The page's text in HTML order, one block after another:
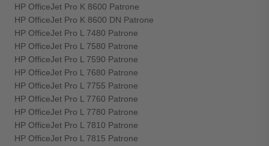
HP OfficeJet Pro K 8600 Patrone
HP OfficeJet Pro K 8600 DN Patrone
HP OfficeJet Pro L 7480 Patrone
HP OfficeJet Pro L 7580 Patrone
HP OfficeJet Pro L 7590 Patrone
HP OfficeJet Pro L 7680 Patrone
HP OfficeJet Pro L 7755 Patrone
HP OfficeJet Pro L 7760 Patrone
HP OfficeJet Pro L 7780 Patrone
HP OfficeJet Pro L 7810 Patrone
HP OfficeJet Pro L 7815 Patrone